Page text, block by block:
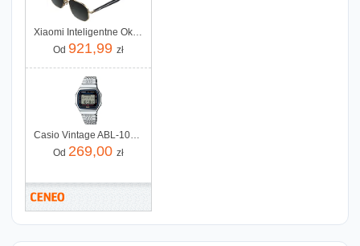
Xiaomi Inteligentne Okulary Mijia Smart Audio Glasses Pilot-Style
Od 921,99 zł
Casio Vintage ABL-100WE-1AEF
Od 269,00 zł